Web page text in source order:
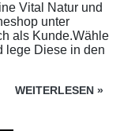
Vital Natur und
unter
als Kunde.Wähle
lege Diese in den
WEITERLESEN »